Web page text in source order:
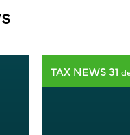
TAX NEWS 31